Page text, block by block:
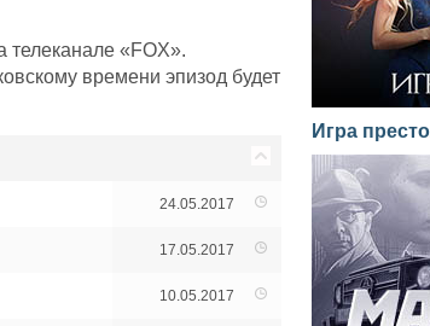
«FOX».
времени эпизод будет
24.05.2017
17.05.2017
10.05.2017
Игра